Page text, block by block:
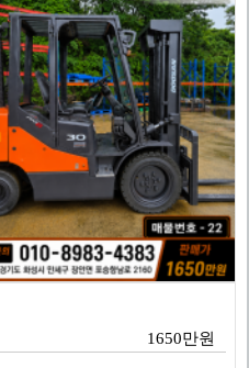
1650만원